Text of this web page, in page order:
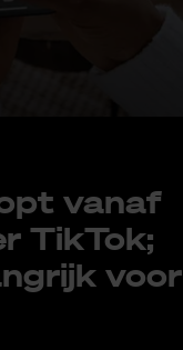
van­af
Tik­Tok;
voor